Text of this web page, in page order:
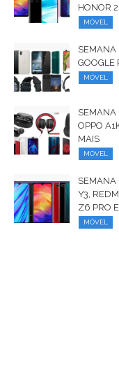
HONOR
MÓVEL
SEMANA
GOOGLE
MÓVEL
SEMANA
OPPO
MAIS
MÓVEL
SEMANA
Y3,
Z6 PRO
MÓVEL